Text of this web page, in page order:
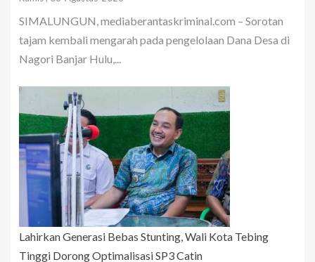
SIMALUNGUN, mediaberantaskriminal.com – Sorotan
tajam kembali mengarah pada pengelolaan Dana Desa di
Nagori Banjar Hulu,...
Lahirkan Generasi Bebas Stunting, Wali Kota Tebing
Tinggi Dorong Optimalisasi SP3 Catin